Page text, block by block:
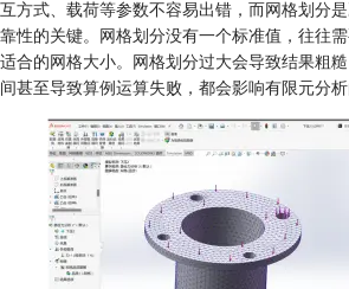
互方式、载荷等参数不容易出错，而网格划分
靠性的关键。网格划分没有一个标准值，往往
适合的网格大小。网格划分过大会导致结果粗
间甚至导致算例运算失败，都会影响有限元分析